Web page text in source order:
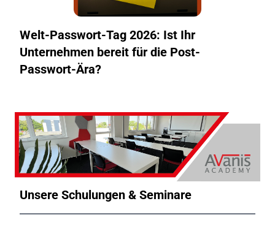
Welt-Passwort-Tag 2026: Ist Ihr
Unternehmen bereit für die Post-
Passwort-Ära?
Unsere Schulungen & Seminare